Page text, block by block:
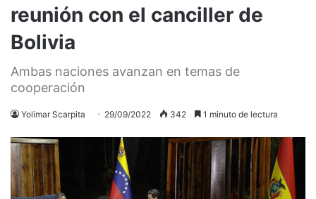
reunión con el canciller de
Bolivia
Ambas naciones avanzan en temas de
cooperación
Yolimar Scarpita 29/09/2022 342 1 minuto de lectura